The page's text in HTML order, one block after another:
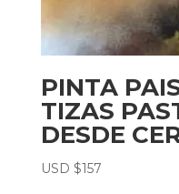
PINTA
TIZAS
DESDE
USD $157